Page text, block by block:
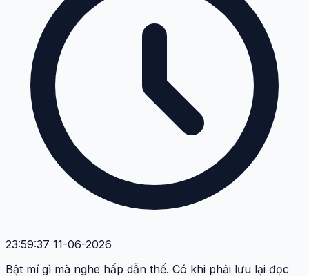
23:59:37 11-06-2026
Bật mí gì mà nghe hấp dẫn thế. Có khi phải lưu lại đọc